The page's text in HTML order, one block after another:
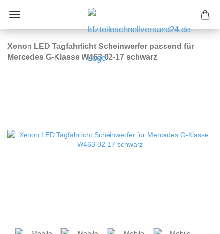
Xenon LED Tagfahrlicht Scheinwerfer passend für
Mercedes G-Klasse W463 02-17 schwarz